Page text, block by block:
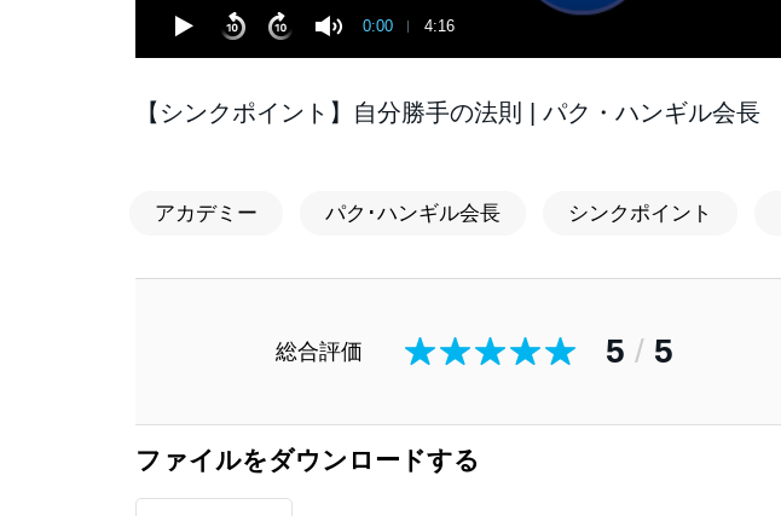
0:00 4:16
【シンクポイント】自分勝手の法則 | パク・ハンギル会長
アカデミー パク･ハンギル会長 シンクポイント
総合評価 5 / 5
ファイルをダウンロードする